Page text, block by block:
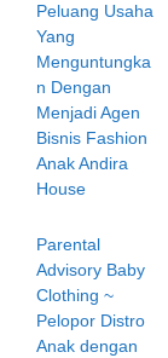
Peluang Usaha
Yang
Menguntungka
n Dengan
Menjadi Agen
Bisnis Fashion
Anak Andira
House
Parental
Advisory Baby
Clothing ~
Pelopor Distro
Anak dengan